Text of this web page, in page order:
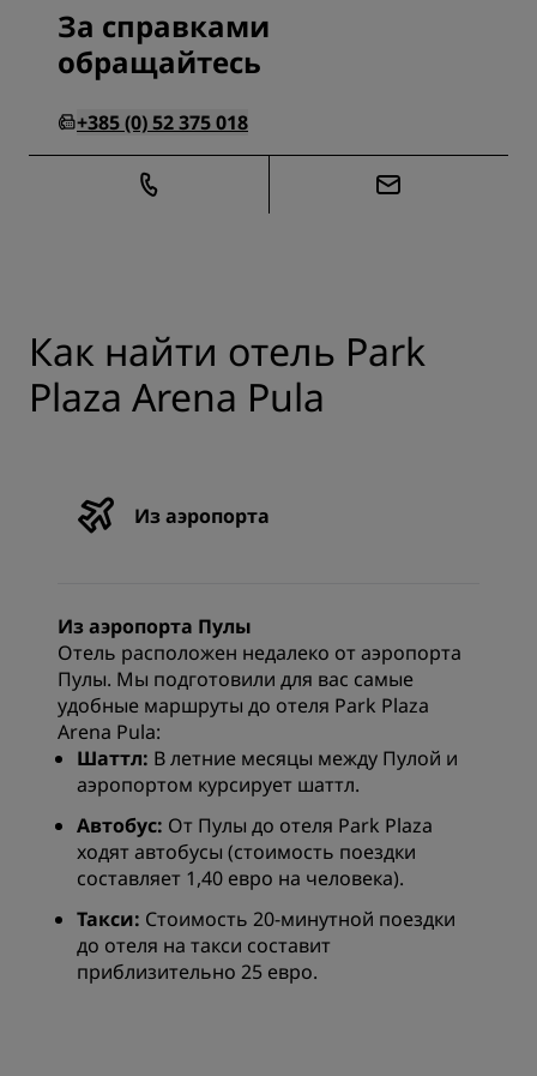
За справками
обращайтесь
+385 (0) 52 375 018
Как найти отель Park
Plaza Arena Pula
Из аэропорта
Из аэропорта Пулы
Отель расположен недалеко от аэропорта
Пулы. Мы подготовили для вас самые
удобные маршруты до отеля Park Plaza
Arena Pula:
Шаттл: В летние месяцы между Пулой и
аэропортом курсирует шаттл.
Автобус: От Пулы до отеля Park Plaza
ходят автобусы (стоимость поездки
составляет 1,40 евро на человека).
Такси: Стоимость 20-минутной поездки
до отеля на такси составит
приблизительно 25 евро.